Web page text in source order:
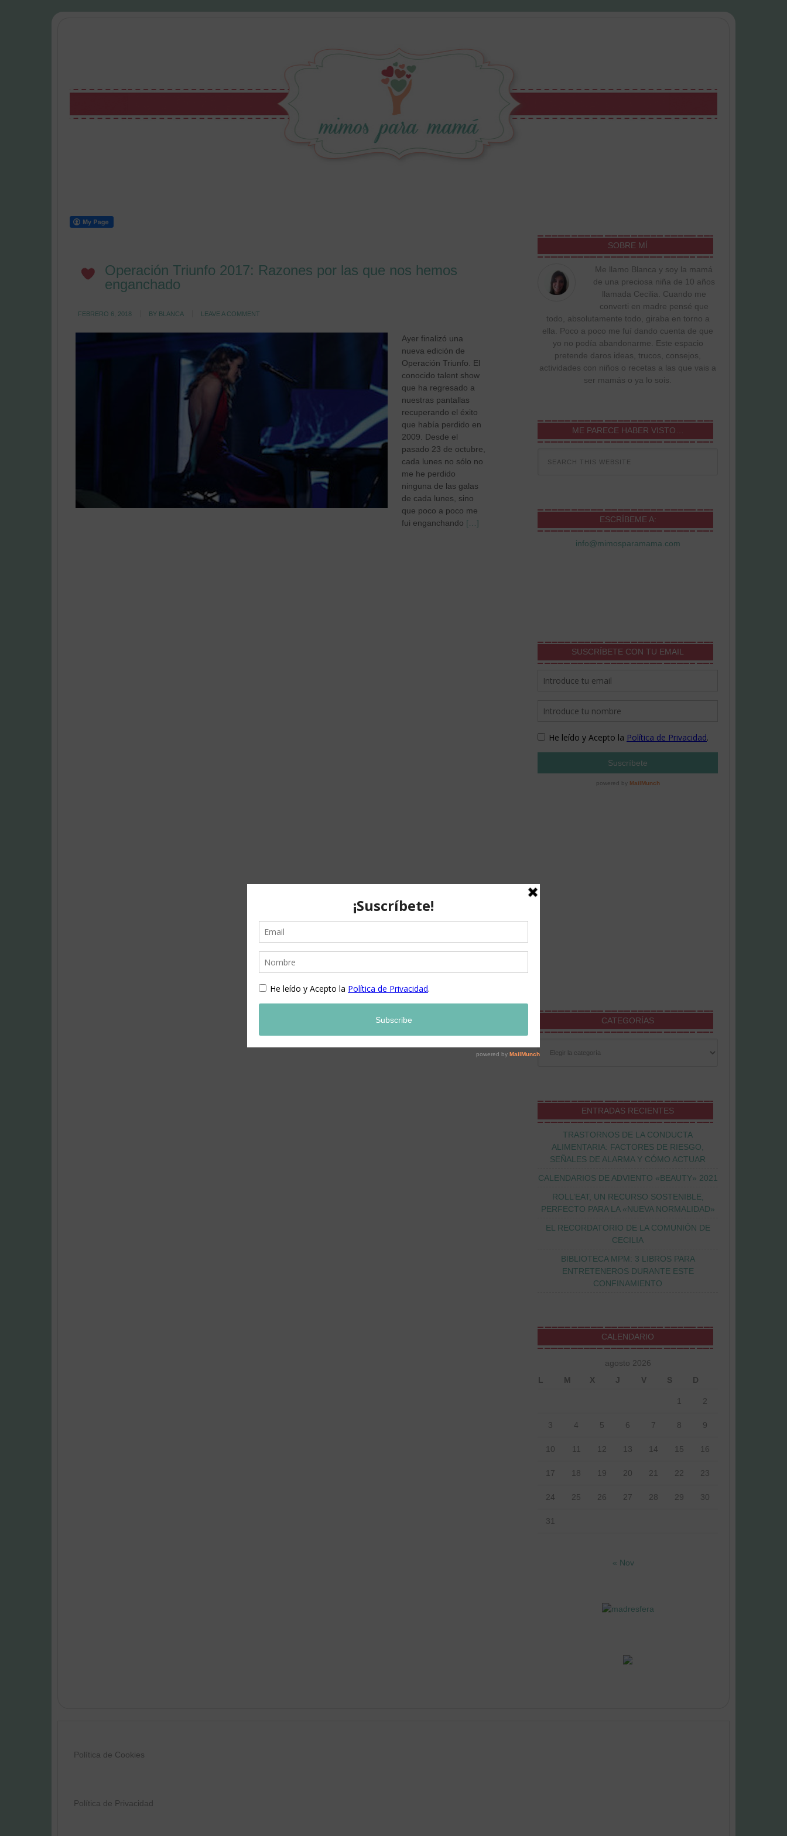
Operación Triunfo 2017: Razones por las que nos hemos
enganchado
FEBRERO 6, 2018 BY BLANCA LEAVE A COMMENT
Ayer finalizó una
nueva edición de
Operación Triunfo. El
conocido talent show
que ha regresado a
nuestras pantallas
recuperando el éxito
que había perdido en
2009. Desde el
pasado 23 de octubre,
cada lunes no sólo no
me he perdido
ninguna de las galas
de cada lunes, sino
que poco a poco me
fui enganchando […]
SOBRE MÍ
Me llamo Blanca y soy la mamá
de una preciosa niña de 10 años
llamada Cecilia. Cuando me
converti en madre pensé que
todo, absolutamente todo, giraba en torno a
ella. Poco a poco me fuí dando cuenta de que
yo no podía abandonarme. Este espacio
pretende daros ideas, trucos, consejos,
actividades con niños o recetas a las que vais a
ser mamás o ya lo sois.
ME PARECE HABER VISTO…
ESCRÍBEME A:
info@mimosparamama.com
SUSCRÍBETE CON TU EMAIL
CATEGORÍAS
ENTRADAS RECIENTES
TRASTORNOS DE LA CONDUCTA
ALIMENTARIA: FACTORES DE RIESGO,
SEÑALES DE ALARMA Y CÓMO ACTUAR
CALENDARIOS DE ADVIENTO «BEAUTY» 2021
ROLL’EAT, UN RECURSO SOSTENIBLE,
PERFECTO PARA LA «NUEVA NORMALIDAD»
EL RECORDATORIO DE LA COMUNIÓN DE
CECILIA
BIBLIOTECA MPM: 3 LIBROS PARA
ENTRETENEROS DURANTE ESTE
CONFINAMIENTO
CALENDARIO
agosto 2026
L
M X J V S D
1 2
3 4 5 6 7 8 9
10 11 12 13 14 15 16
17 18 19 20 21 22 23
24 25 26 27 28 29 30
31
« Nov
Política de Cookies
Política de Privacidad